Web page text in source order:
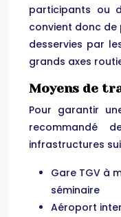
participants ou
convient donc de
desservies par
grands axes
Moyens de
Pour garantir
recommandé
infrastructures
Gare TGV à
séminaire
Aéroport